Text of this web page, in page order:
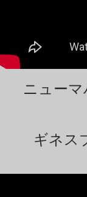
ニュー
ギネス